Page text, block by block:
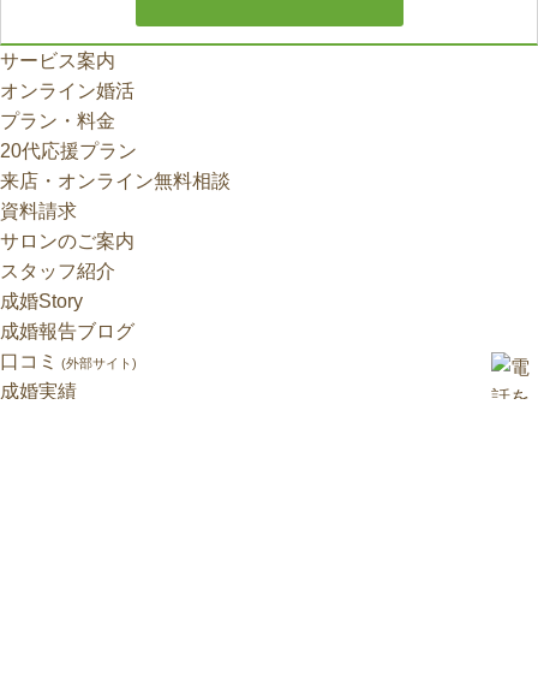
サービス案内
オンライン婚活
プラン・料金
20代応援プラン
来店・オンライン無料相談
資料請求
サロンのご案内
スタッフ紹介
成婚Story
成婚報告ブログ
口コミ
(外部サイト)
成婚実績